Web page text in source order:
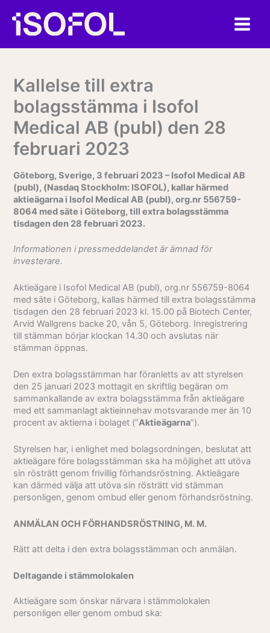
innehåll
Kallelse till extra
bolagsstämma i Isofol
Medical AB (publ) den 28
februari 2023
Göteborg, Sverige, 3 februari 2023 – Isofol Medical AB
(publ), (Nasdaq Stockholm: ISOFOL), kallar härmed
aktieägarna i Isofol Medical AB (publ), org.nr 556759-
8064 med säte i Göteborg, till extra bolagsstämma
tisdagen den 28 februari 2023.
Informationen i pressmeddelandet är ämnad för
investerare.
Aktieägare i Isofol Medical AB (publ), org.nr 556759-8064
med säte i Göteborg, kallas härmed till extra bolagsstämma
tisdagen den 28 februari 2023 kl. 15.00 på Biotech Center,
Arvid Wallgrens backe 20, vån 5, Göteborg. Inregistrering
till stämman börjar klockan 14.30 och avslutas när
stämman öppnas.
Den extra bolagsstämman har föranletts av att styrelsen
den 25 januari 2023 mottagit en skriftlig begäran om
sammankallande av extra bolagsstämma från aktieägare
med ett sammanlagt aktieinnehav motsvarande mer än 10
procent av aktierna i bolaget (”Aktieägarna”).
Styrelsen har, i enlighet med bolagsordningen, beslutat att
aktieägare före bolagsstämman ska ha möjlighet att utöva
sin rösträtt genom frivillig förhandsröstning. Aktieägare
kan därmed välja att utöva sin rösträtt vid stämman
personligen, genom ombud eller genom förhandsröstning.
ANMÄLAN OCH FÖRHANDSRÖSTNING, M. M.
Rätt att delta i den extra bolagsstämman och anmälan.
Deltagande i stämmolokalen
Aktieägare som önskar närvara i stämmolokalen
personligen eller genom ombud ska: